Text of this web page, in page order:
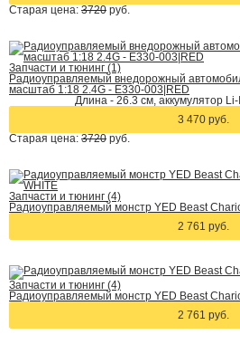
Старая цена: 3720 руб.
Запчасти и тюнинг (1)
Радиоуправляемый внедорожный
масштаб 1:18 2.4G - E330-003|RED
Длина - 26.3 см, аккумулятор
3 470 руб.
Старая цена: 3720 руб.
Запчасти и тюнинг (4)
Радиоуправляемый монстр YED Beast
2 761 руб.
Запчасти и тюнинг (4)
Радиоуправляемый монстр YED Beast
2 761 руб.